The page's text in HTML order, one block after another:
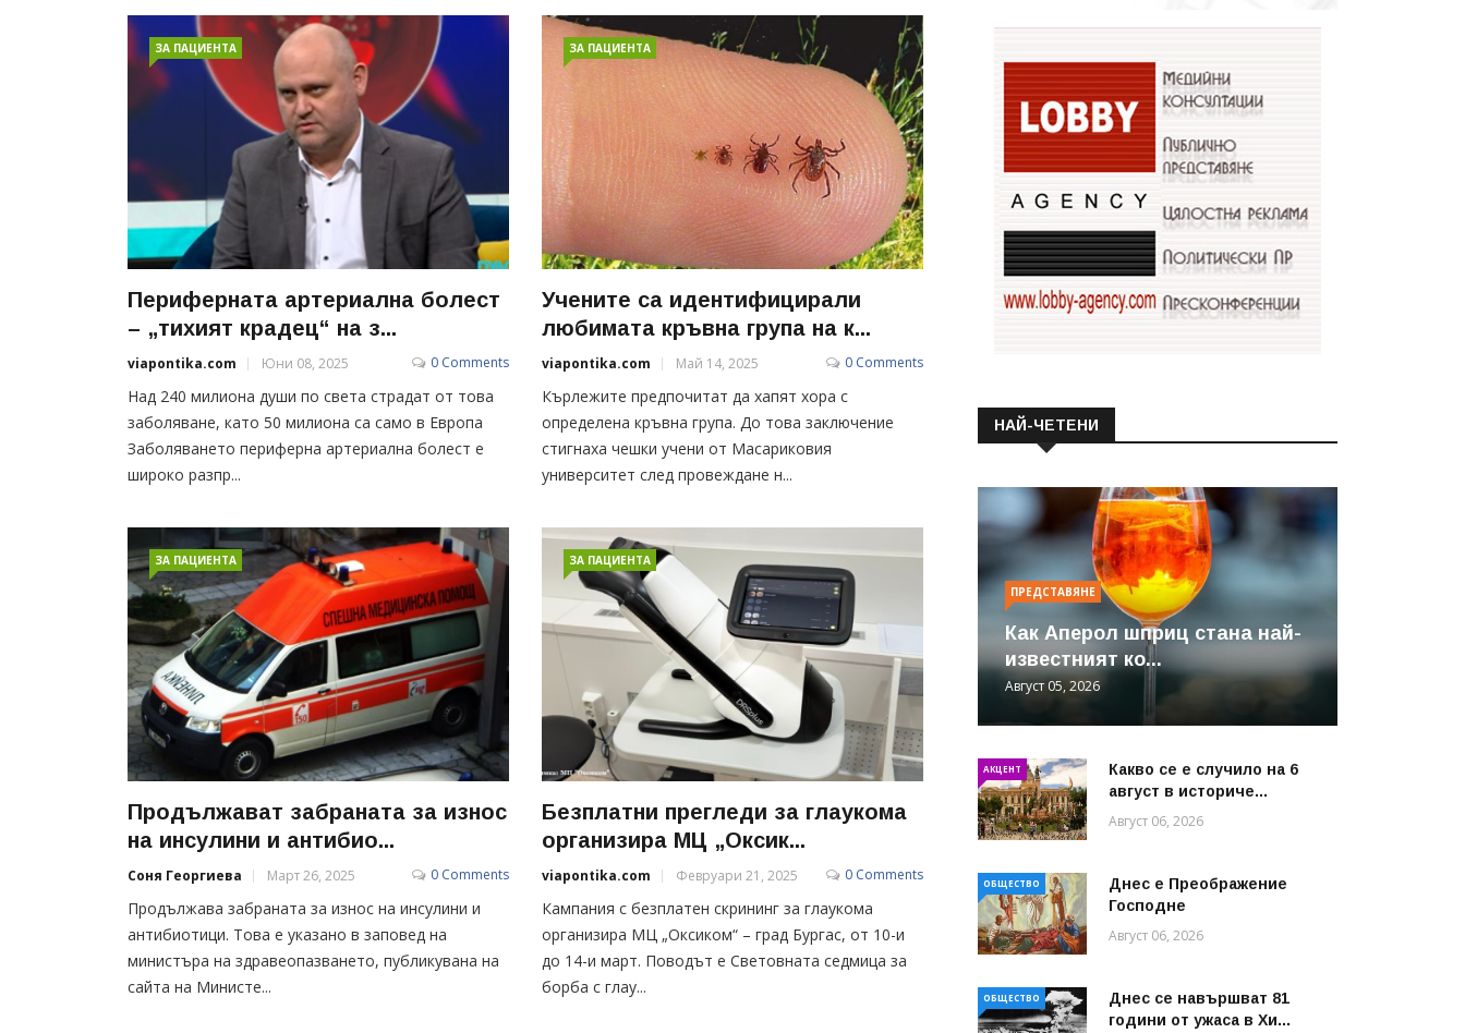
ЗА ПАЦИЕНТА
Периферната артериална болест
– „тихият крадец“ на з...
viapontika.com Юни 08, 2025 0 Comments
Над 240 милиона души по света страдат от това
заболяване, като 50 милиона са само в Европа
Заболяването периферна артериална болест е
широко разпр...
ЗА ПАЦИЕНТА
Учените са идентифицирали
любимата кръвна група на к...
viapontika.com Май 14, 2025 0 Comments
Кърлежите предпочитат да хапят хора с
определена кръвна група. До това заключение
стигнаха чешки учени от Масариковия
университет след провеждане н...
ЗА ПАЦИЕНТА
Продължават забраната за износ
на инсулини и антибио...
Соня Георгиева Март 26, 2025 0 Comments
Продължава забраната за износ на инсулини и
антибиотици. Това е указано в заповед на
министъра на здравеопазването, публикувана на
сайта на Министе...
ЗА ПАЦИЕНТА
Безплатни прегледи за глаукома
организира МЦ „Оксик...
viapontika.com Февруари 21, 2025 0 Comments
Кампания с безплатен скрининг за глаукома
организира МЦ „Оксиком“ – град Бургас, от 10-и
до 14-и март. Поводът е Световната седмица за
борба с глау...
НАЙ-ЧЕТЕНИ
ПРЕДСТАВЯНЕ
Как Аперол шприц стана най-
известният ко...
Август 05, 2026
АКЦЕНТ
Какво се е случило на 6
август в историче...
Август 06, 2026
ОБЩЕСТВО
Днес е Преображение
Господне
Август 06, 2026
ОБЩЕСТВО
Днес се навършват 81
години от ужаса в Хи...